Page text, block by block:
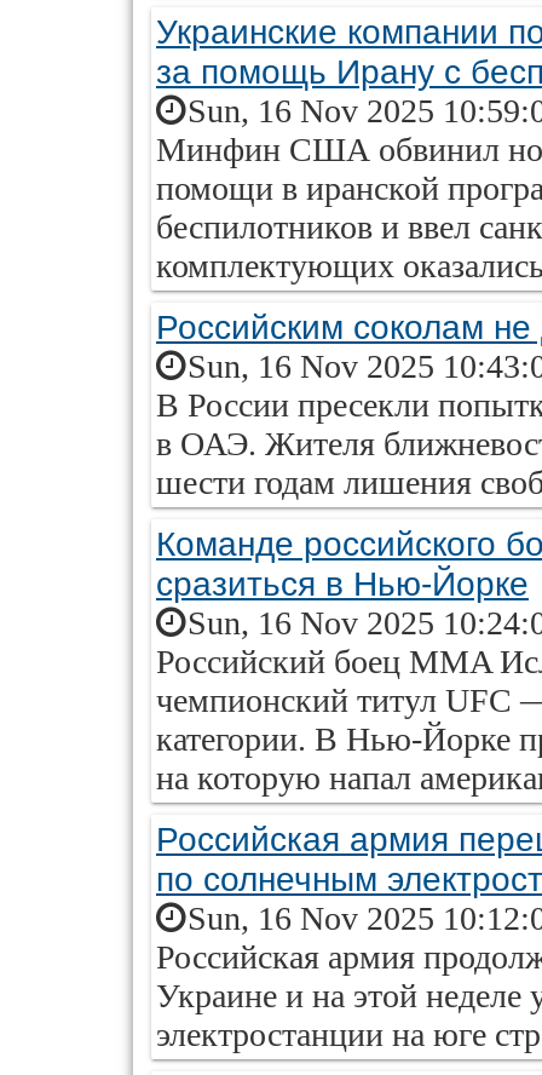
Украинские компании
за помощь Ирану с
Sun, 16 Nov 2025
Минфин США обвинил
помощи в иранской
беспилотников и ввел
комплектующих
Российским соколам
Sun, 16 Nov 2025
В России пресекли
в ОАЭ. Жителя
шести годам лишения
Команде российского
сразиться в Нью-Йорке
Sun, 16 Nov 2025
Российский боец MMA
чемпионский титул UFC
категории. В Нью-Йорке
на которую напал
Российская армия
по солнечным
Sun, 16 Nov 2025
Российская армия
Украине и на этой неделе
электростанции на юге